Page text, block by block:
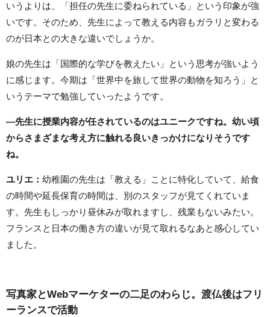
いうよりは、「担任の先生に委ねられている」という印象が強
いです。そのため、先生によって教える内容もガラリと変わる
のが日本との大きな違いでしょうか。
娘の先生は「国際的な学びを教えたい」という思考が強いよう
に感じます。今期は「世界中を旅して世界の動物を知ろう」と
いうテーマで勉強していったようです。
―先生に授業内容が任されているのはユニークですね。幼い頃
からさまざまな考え方に触れる良いきっかけになりそうです
ね。
ユリエ： 幼稚園の先生は「教える」ことに特化していて、給食
の時間や延長保育の時間は、別のスタッフが見てくれていま
す。先生もしっかり昼休みが取れますし、残業もないみたい。
フランスと日本の働き方の違いが見て取れるなあと感心してい
ました。
写真家とWebマーケターの二足のわらじ。渡仏後はフリ
ーランスで活動